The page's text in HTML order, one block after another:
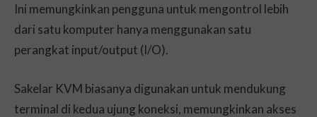
Ini memungkinkan pengguna untuk mengontrol lebih
dari satu komputer hanya menggunakan satu
perangkat input/output (I/O).
Sakelar KVM biasanya digunakan untuk mendukung
terminal di kedua ujung koneksi, memungkinkan akses